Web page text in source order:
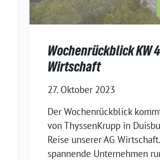
Wochenrückblick KW
Wirtschaft
27. Oktober 2023
Der Wochenrückblick
von ThyssenKrupp in
Reise unserer AG
spannende Unternehmen